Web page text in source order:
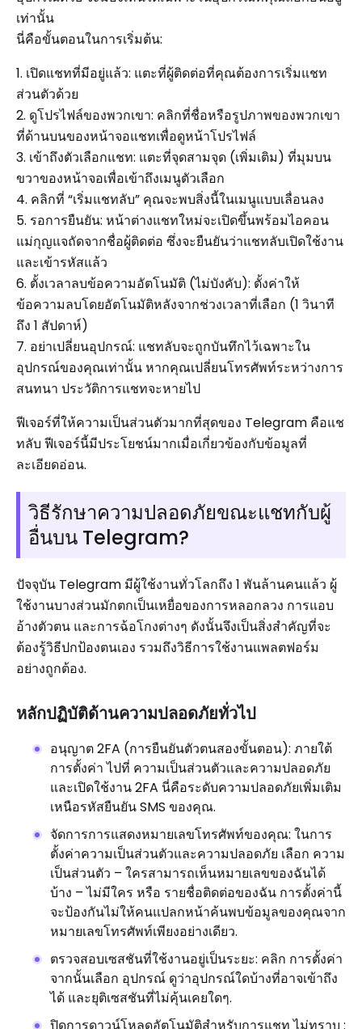
เท่านั้น
นี่คือขั้นตอนในการเริ่มต้น:
1. เปิดแชทที่มีอยู่แล้ว: แตะที่ผู้ติดต่อที่คุณต้องการเริ่มแชท
ส่วนตัวด้วย
2. ดูโปรไฟล์ของพวกเขา: คลิกที่ชื่อหรือรูปภาพของพวกเขา
ที่ด้านบนของหน้าจอแชทเพื่อดูหน้าโปรไฟล์
3. เข้าถึงตัวเลือกแชท: แตะที่จุดสามจุด (เพิ่มเติม) ที่มุมบน
ขวาของหน้าจอเพื่อเข้าถึงเมนูตัวเลือก
4. คลิกที่ “เริ่มแชทลับ” คุณจะพบสิ่งนี้ในเมนูแบบเลื่อนลง
5. รอการยืนยัน: หน้าต่างแชทใหม่จะเปิดขึ้นพร้อมไอคอน
แม่กุญแจถัดจากชื่อผู้ติดต่อ ซึ่งจะยืนยันว่าแชทลับเปิดใช้งาน
และเข้ารหัสแล้ว
6. ตั้งเวลาลบข้อความอัตโนมัติ (ไม่บังคับ): ตั้งค่าให้
ข้อความลบโดยอัตโนมัติหลังจากช่วงเวลาที่เลือก (1 วินาที
ถึง 1 สัปดาห์)
7. อย่าเปลี่ยนอุปกรณ์: แชทลับจะถูกบันทึกไว้เฉพาะใน
อุปกรณ์ของคุณเท่านั้น หากคุณเปลี่ยนโทรศัพท์ระหว่างการ
สนทนา ประวัติการแชทจะหายไป
ฟีเจอร์ที่ให้ความเป็นส่วนตัวมากที่สุดของ Telegram คือแช
ทลับ ฟีเจอร์นี้มีประโยชน์มากเมื่อเกี่ยวข้องกับข้อมูลที่
ละเอียดอ่อน.
วิธีรักษาความปลอดภัยขณะแชทกับผู้
อื่นบน Telegram?
ปัจจุบัน Telegram มีผู้ใช้งานทั่วโลกถึง 1 พันล้านคนแล้ว ผู้
ใช้งานบางส่วนมักตกเป็นเหยื่อของการหลอกลวง การแอบ
อ้างตัวตน และการฉ้อโกงต่างๆ ดังนั้นจึงเป็นสิ่งสำคัญที่จะ
ต้องรู้วิธีปกป้องตนเอง รวมถึงวิธีการใช้งานแพลตฟอร์ม
อย่างถูกต้อง.
หลักปฏิบัติด้านความปลอดภัยทั่วไป
อนุญาต 2FA (การยืนยันตัวตนสองขั้นตอน): ภายใต้
การตั้งค่า ไปที่ ความเป็นส่วนตัวและความปลอดภัย
และเปิดใช้งาน 2FA นี่คือระดับความปลอดภัยเพิ่มเติม
เหนือรหัสยืนยัน SMS ของคุณ.
จัดการการแสดงหมายเลขโทรศัพท์ของคุณ: ในการ
ตั้งค่าความเป็นส่วนตัวและความปลอดภัย เลือก ความ
เป็นส่วนตัว – ใครสามารถเห็นหมายเลขของฉันได้
บ้าง – ไม่มีใคร หรือ รายชื่อติดต่อของฉัน การตั้งค่านี้
จะป้องกันไม่ให้คนแปลกหน้าค้นพบข้อมูลของคุณจาก
หมายเลขโทรศัพท์เพียงอย่างเดียว.
ตรวจสอบเซสชันที่ใช้งานอยู่เป็นระยะ: คลิก การตั้งค่า
จากนั้นเลือก อุปกรณ์ ดูว่าอุปกรณ์ใดบ้างที่อาจเข้าถึง
ได้ และยุติเซสชันที่ไม่คุ้นเคยใดๆ.